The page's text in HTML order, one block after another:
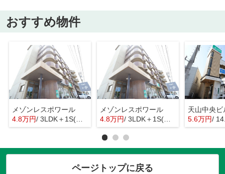
おすすめ物件
メゾンレスポワール
4.8万円/ 3LDK＋1S(納戸)
メゾンレスポワール
4.8万円/ 3LDK＋1S(納戸)
天山中央ビ
5.6万円/
ページトップに戻る